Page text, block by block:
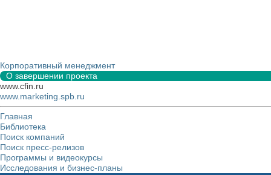
Корпоративный менеджмент
О завершении проекта
www.cfin.ru
www.marketing.spb.ru
Главная
Библиотека
Поиск компаний
Поиск пресс-релизов
Программы и видеокурсы
Исследования и бизнес-планы